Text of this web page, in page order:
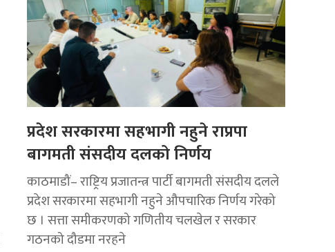
प्रदेश सरकारमा सहभागी नहुने राप्रपा
बागमती संसदीय दलको निर्णय
काठमाडौं– राष्ट्रिय प्रजातन्त्र पार्टी बागमती संसदीय दलले
प्रदेश सरकारमा सहभागी नहुने औपचारिक निर्णय गरेको
छ । सत्ता समीकरणको गणितीय चलखेल र सरकार
गठनको दौडमा नरहने